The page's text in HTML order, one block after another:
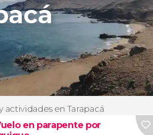
actividades en Tarapacá
en parapente por